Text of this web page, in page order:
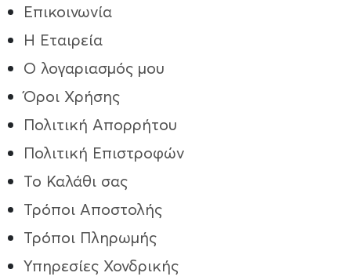
Επικοινωνία
Η Εταιρεία
Ο λογαριασμός μου
Όροι Χρήσης
Πολιτική Απορρήτου
Πολιτική Επιστροφών
Το Καλάθι σας
Τρόποι Aποστολής
Τρόποι Πληρωμής
Υπηρεσίες Χονδρικής